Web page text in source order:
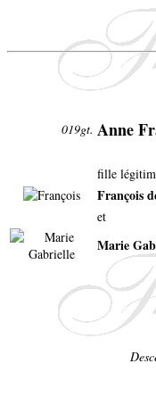
019gt. Anne
fille
François
et
Marie